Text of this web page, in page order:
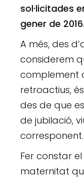
sol·licitades
gener de 2016.
A més, des
considerem
complement
retroactius,
des de que
de jubilació,
corresponent.
Fer constar
maternitat